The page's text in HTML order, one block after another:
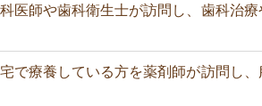
医師や歯科衛生士が訪問し、歯科治
で療養している方を薬剤師が訪問し